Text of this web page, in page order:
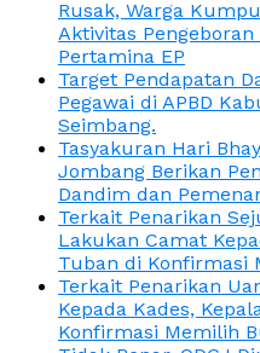
Rusak, Warga
Aktivitas Pengeboran
Pertamina EP
Target Pendapatan
Pegawai di APBD
Seimbang.
Tasyakuran Hari
Jombang Berikan
Dandim dan
Terkait Penarikan
Lakukan Camat
Tuban di Konfirmasi
Terkait Penarikan
Kepada Kades,
Konfirmasi Memilih